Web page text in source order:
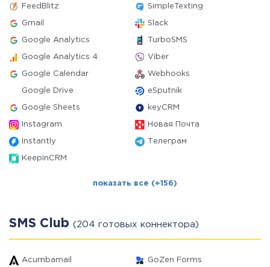
FeedBlitz SimpleTexting
Gmail Slack
Google Analytics TurboSMS
Google Analytics 4 Viber
Google Calendar Webhooks
Google Drive eSputnik
Google Sheets keyCRM
Instagram Новая Почта
Instantly Телеграм
KeepinCRM
показать все (+156)
SMS Club (204 готовых коннектора)
Acumbamail GoZen Forms